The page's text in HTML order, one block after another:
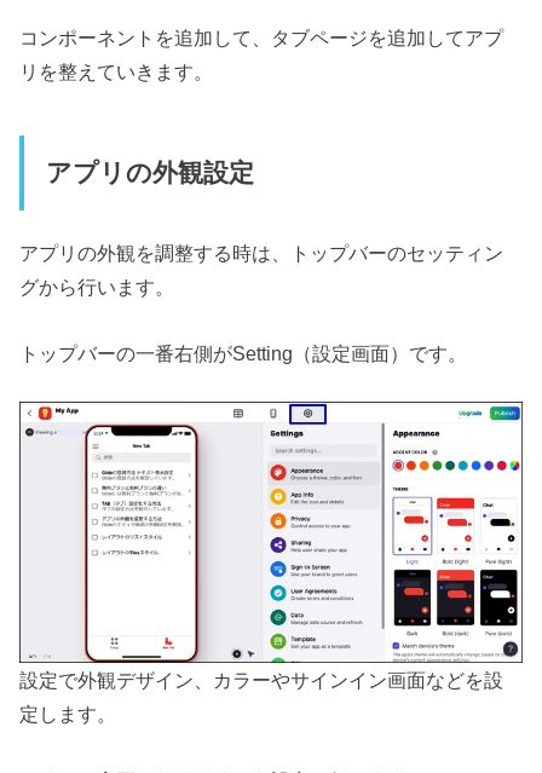
コンポーネントを追加して、タブページを追加してアプ
リを整えていきます。
アプリの外観設定
アプリの外観を調整する時は、トップバーのセッティン
グから行います。
トップバーの一番右側がSetting（設定画面）です。
設定で外観デザイン、カラーやサインイン画面などを設
定します。